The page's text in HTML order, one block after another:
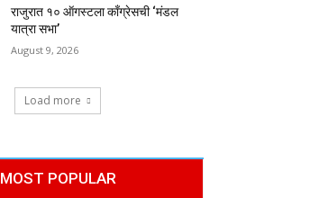
राजुरात १० ऑगस्टला काँग्रेसची ‘मंडल
यात्रा सभा’
August 9, 2026
Load more
MOST POPULAR